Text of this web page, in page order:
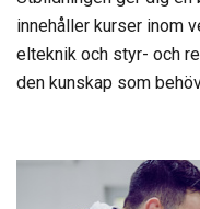
innehåller kurser inom
elteknik och styr- och
den kunskap som